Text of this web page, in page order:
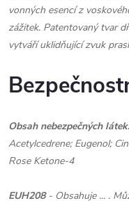
vonných esencí z
zážitek. Patentovaný tvar
vytváří uklidňující zvuk
Obsah nebezpečných látek:
Acetylcedrene; Eugenol;
Rose Ketone-4
EUH208- Obsahuje ... .